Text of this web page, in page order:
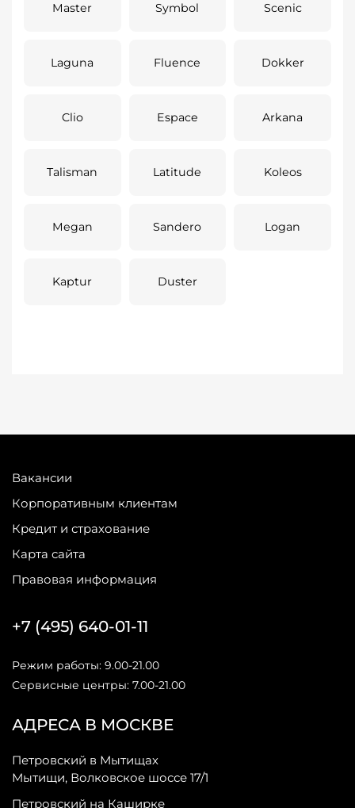
Master Symbol Scenic
Laguna Fluence Dokker
Clio Espace Arkana
Talisman Latitude Koleos
Megan Sandero Logan
Kaptur Duster
Вакансии
Корпоративным клиентам
Кредит и страхование
Карта сайта
Правовая информация
АДРЕСА В МОСКВЕ
Петровский в Мытищах
Мытищи, Волковское шоссе 17/1
Петровский на Каширке
+7 (495) 640-01-11
Режим работы: 9.00-21.00
Сервисные центры: 7.00-21.00